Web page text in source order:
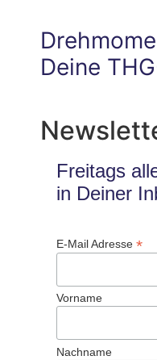
Deine
Freitags
in Deiner
E-Mail Adresse *
Vorname
Nachname